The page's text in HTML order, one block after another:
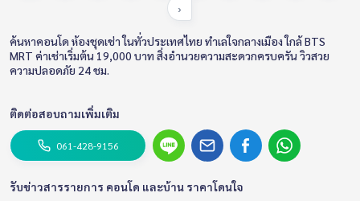
›
ค้นหาคอนโด ห้องชุดเช่า ในทั่วประเทศไทย ทำเลใจกลางเมือง ใกล้ BTS
MRT ค่าเช่าเริ่มต้น 19,000 บาท สิ่งอำนวยความสะดวกครบครัน วิวสวย
ความปลอดภัย 24 ชม.
ติดต่อสอบถามเพิ่มเติม
061-428-9156
รับข่าวสารรายการ คอนโด และบ้าน ราคาโดนใจ